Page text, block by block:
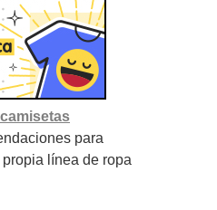
para
línea de ropa